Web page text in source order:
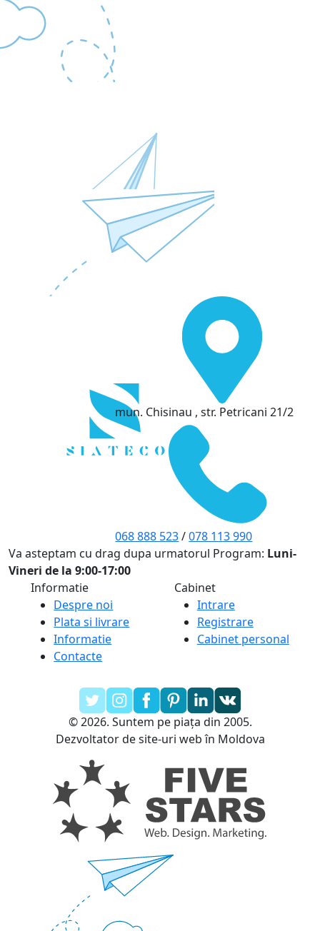
mun. Chisinau , str. Petricani 21/2
068 888 523/078 113 990
Va asteptam cu drag dupa urmatorul Program: Luni-
Vineri de la 9:00-17:00
Informatie
Despre noi
Plata si livrare
Informatie
Contacte
Cabinet
Intrare
Registrare
Cabinet personal
© 2026. Suntem pe piața din 2005.
Dezvoltator de site-uri web în Moldova